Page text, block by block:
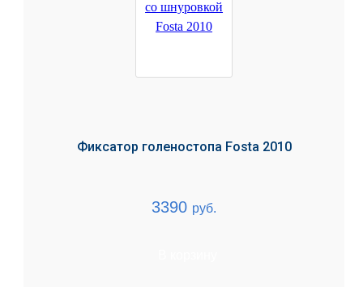
Фиксатор голеностопа Fosta 2010
3390 руб.